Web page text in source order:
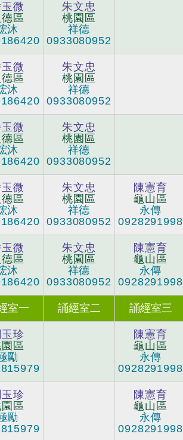
微
區
沐
朱文忠
桃園區
祥德
0933080952
微
區
沐
朱文忠
桃園區
祥德
0933080952
微
區
沐
朱文忠
桃園區
祥德
0933080952
微
區
沐
朱文忠
桃園區
祥德
0933080952
陳憲育
龜山區
永傳
0928291998
微
區
沐
朱文忠
桃園區
祥德
0933080952
陳憲育
龜山區
永傳
0928291998
室一 誦經室二 誦經室三
珍
區
勵
陳憲育
龜山區
永傳
0928291998
珍
區
勵
陳憲育
龜山區
永傳
0928291998